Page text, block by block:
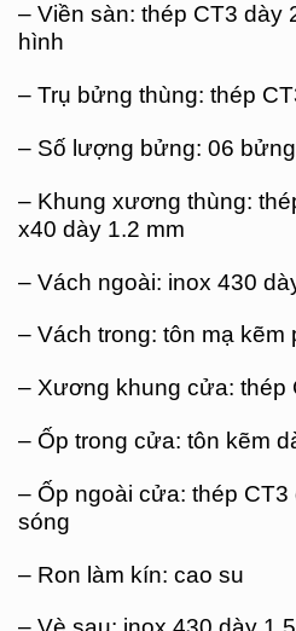
– Viền sàn: thép CT3 dày
hình
– Trụ bửng thùng: thép
– Số lượng bửng: 06
– Khung xương thùng:
x40 dày 1.2 mm
– Vách ngoài: inox 430
– Vách trong: tôn mạ kẽm
– Xương khung cửa: thép
– Ốp trong cửa: tôn kẽm
– Ốp ngoài cửa: thép CT3
sóng
– Ron làm kín: cao su